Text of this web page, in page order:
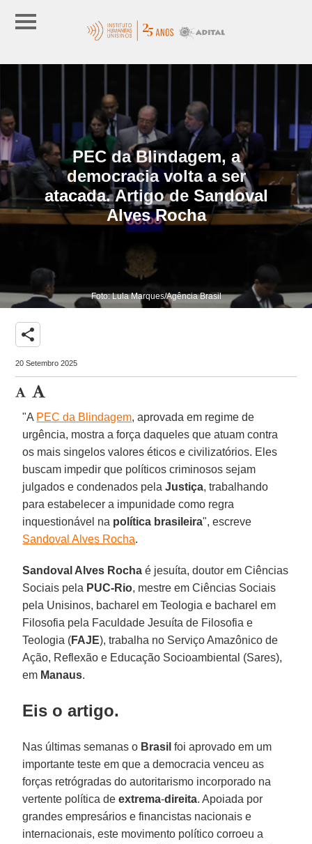
PEC da Blindagem, a
democracia volta a ser
atacada. Artigo de Sandoval
Alves Rocha
Foto: Lula Marques/Agência Brasil
share
20 Setembro 2025
"A PEC da Blindagem, aprovada em regime de
urgência, mostra a força daqueles que atuam contra
os mais singelos valores éticos e civilizatórios. Eles
buscam impedir que políticos criminosos sejam
julgados e condenados pelaJustiça, trabalhando
para estabelecer a impunidade como regra
inquestionável na política brasileira", escreve
Sandoval Alves Rocha.
Sandoval Alves Rocha é jesuíta, doutor em Ciências
Sociais pela PUC-Rio, mestre em Ciências Sociais
pela Unisinos, bacharel em Teologia e bacharel em
Filosofia pela Faculdade Jesuíta de Filosofia e
Teologia (FAJE), trabalha no Serviço Amazônico de
Ação, Reflexão e Educação Socioambiental (Sares),
em Manaus.
Eis o artigo.
Nas últimas semanas o Brasil foi aprovado em um
importante teste em que a democracia venceu as
forças retrógradas do autoritarismo incorporado na
vertente política deextrema-direita. Apoiada por
grandes empresários e financistas nacionais e
internacionais, este movimento político corroeu a